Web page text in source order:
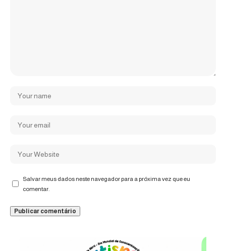
Salvar meus dados neste navegador para a próxima vez que eu
comentar.